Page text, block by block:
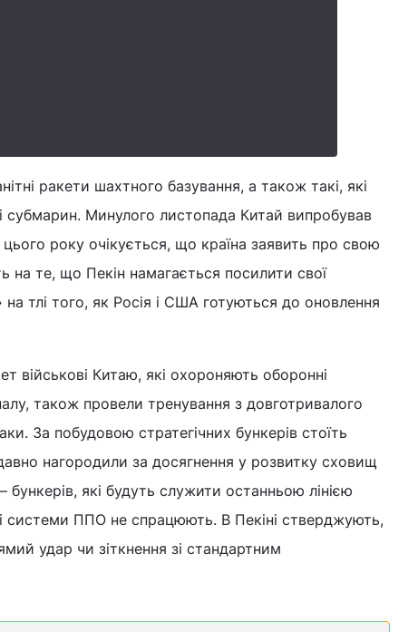
ракети шахтного базування, а також такі, які
субмарин. Минулого листопада Китай випробував
цього року очікується, що країна заявить про свою
на те, що Пекін намагається посилити свої
тлі того, як Росія і США готуються до оновлення
військові Китаю, які охороняють оборонні
також провели тренування з довготривалого
За побудовою стратегічних бункерів стоїть
нагородили за досягнення у розвитку сховищ
які будуть служити останньою лінією
системи ППО не спрацюють. В Пекіні стверджують,
удар чи зіткнення зі стандартним